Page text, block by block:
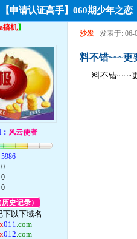
申请认证高手】060期少年之恋
搞机】
风云使者
5986
历史记录）
下以下域名
011.com
012.com
沙发 发表于: 06-
料不错~~~更
料不错~~~